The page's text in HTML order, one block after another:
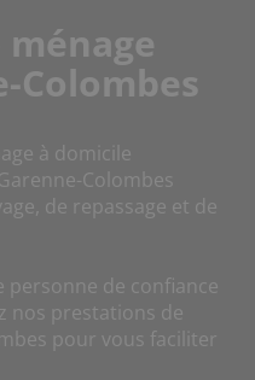
ménage
Colombes
à domicile
Colombes
de repassage et de
personne de confiance
nos prestations de
pour vous faciliter